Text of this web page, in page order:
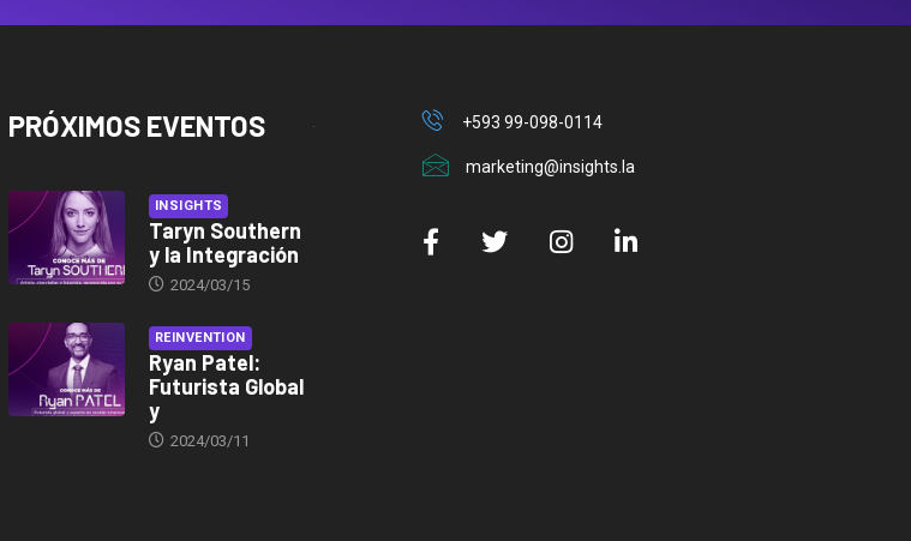
PRÓXIMOS EVENTOS
INSIGHTS
Taryn Southern
y la Integración
2024/03/15
REINVENTION
Ryan Patel:
Futurista Global
y
2024/03/11
+593 99-098-0114
marketing@insights.la